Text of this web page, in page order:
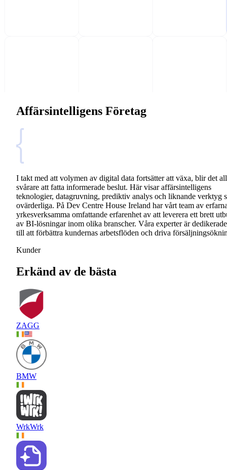
Affärsintelligens Företag
I takt med att volymen av digital data fortsätter att växa, blir det
svårare att fatta informerade beslut. Här visar affärsintelligens
teknologier, datagruvning, prediktiv analys och liknande verktyg
ovärderliga. På Dev Centre House Ireland har vårt team av
yrkesverksamma omfattande erfarenhet av att leverera ett brett
av BI-lösningar inom olika branscher. Våra experter är dedikerade
till att förbättra kundernas arbetsflöden och driva
Kunder
Erkänd av de bästa
ZAGG
BMW
WrkWrk